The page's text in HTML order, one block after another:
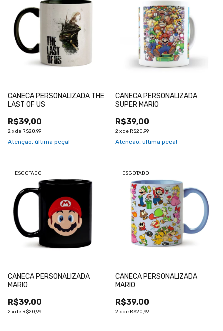
CANECA PERSONALIZADA THE
LAST OF US
R$39,00
2xde R$20,99
Atenção, última peça!
CANECA PERSONALIZADA
SUPER MARIO
R$39,00
2xde R$20,99
Atenção, última peça!
ESGOTADO
CANECA PERSONALIZADA
MARIO
R$39,00
2xde R$20,99
ESGOTADO
CANECA PERSONALIZADA
MARIO
R$39,00
2xde R$20,99